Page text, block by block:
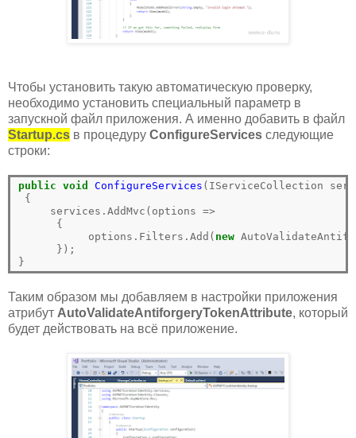
Чтобы установить такую автоматическую проверку,
необходимо установить специальный параметр в
запускной файл приложения. А именно добавить в файл
Startup.cs в процедуру ConfigureServices следующие
строки:
public void ConfigureServices (IServiceCollection
{
     services.AddMvc(options =>
      {
           options.Filters.Add(
new
      });
Таким образом мы добавляем в настройки приложения
атрибут AutoValidateAntiforgeryTokenAttribute, который
будет действовать на всё приложение.